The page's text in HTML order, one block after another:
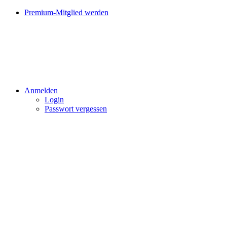
Premium-Mitglied werden
Anmelden
Login
Passwort vergessen